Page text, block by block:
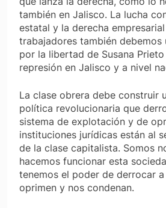
también en Jalisco. La lucha
estatal y la derecha
trabajadores también debemos
por la libertad de Susana
represión en Jalisco y a nivel
La clase obrera debe construir
política revolucionaria que
sistema de explotación y de
instituciones jurídicas están al
de la clase capitalista. Somos
hacemos funcionar esta
tenemos el poder de derrocar
oprimen y nos condenan.